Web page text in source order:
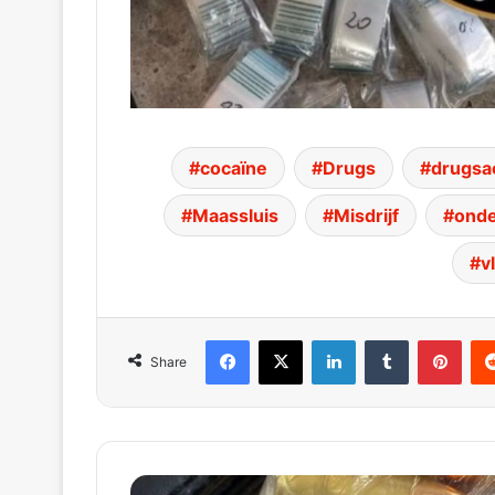
cocaïne Drugs
Maassluis Misdrijf
Share
Facebook
X LinkedInTumblr Pinterest
Tiener